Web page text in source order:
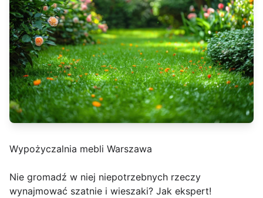
Wypożyczalnia mebli Warszawa
Nie gromadź w niej niepotrzebnych rzeczy
wynajmować szatnie i wieszaki? Jak ekspert!